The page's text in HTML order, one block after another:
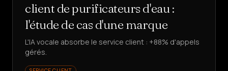
client de purificateurs d'eau :
l'étude de cas d'une marque
L'IA vocale absorbe le service client : +88% d'appels
gérés.